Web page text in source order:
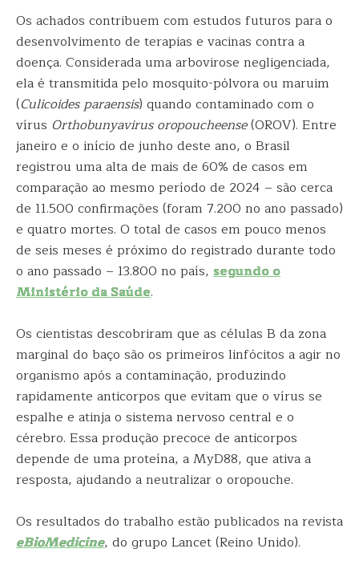
Os achados contribuem com estudos futuros para o
desenvolvimento de terapias e vacinas contra a
doença. Considerada uma arbovirose negligenciada,
ela é transmitida pelo mosquito-pólvora ou maruim
(Culicoides paraensis) quando contaminado com o
vírus Orthobunyavirus oropoucheense(OROV). Entre
janeiro e o início de junho deste ano, o Brasil
registrou uma alta de mais de 60% de casos em
comparação ao mesmo período de 2024 – são cerca
de 11.500 confirmações (foram 7.200 no ano passado)
e quatro mortes. O total de casos em pouco menos
de seis meses é próximo do registrado durante todo
o ano passado – 13.800 no país, segundo o
Ministério da Saúde.
Os cientistas descobriram que as células B da zona
marginal do baço são os primeiros linfócitos a agir no
organismo após a contaminação, produzindo
rapidamente anticorpos que evitam que o vírus se
espalhe e atinja o sistema nervoso central e o
cérebro. Essa produção precoce de anticorpos
depende de uma proteína, a MyD88, que ativa a
resposta, ajudando a neutralizar o oropouche.
Os resultados do trabalho estão publicados na revista
eBioMedicine, do grupo Lancet (Reino Unido).